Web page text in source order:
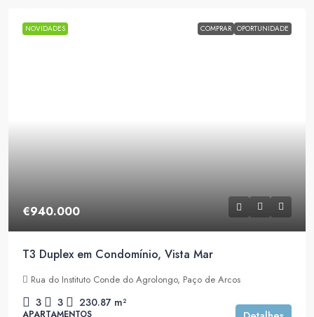
NOVIDADES COMPRAR OPORTUNIDADE
€940.000
T3 Duplex em Condomínio, Vista Mar
Rua do Instituto Conde do Agrolongo, Paço de Arcos
3 3 230.87 m²
APARTAMENTOS